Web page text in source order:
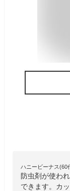
ハニービーナス(60
防虫剤が使わ
できます。カ